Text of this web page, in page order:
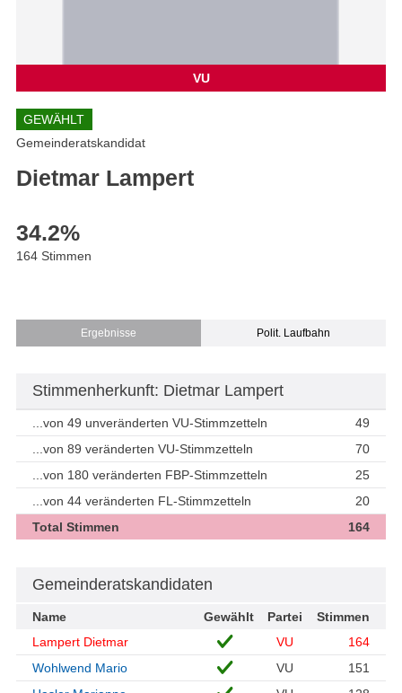
VU
GEWÄHLT
Gemeinderatskandidat
Dietmar Lampert
34.2%
164 Stimmen
Ergebnisse Polit. Laufbahn
Stimmenherkunft: Dietmar Lampert
...von 49 unveränderten VU-Stimmzetteln
49
...von 89 veränderten VU-Stimmzetteln
70
...von 180 veränderten FBP-Stimmzetteln
25
...von 44 veränderten FL-Stimmzetteln
20
Total Stimmen
164
Gemeinderatskandidaten
Name Gewählt Partei
Stimmen
Lampert Dietmar
VU
164
Wohlwend Mario
VU
151